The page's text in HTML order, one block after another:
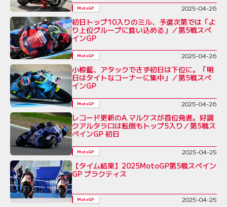
MotoGP 2025-04-26
初日トップ10入りのミル、予選次第では「よ
り上位グループに食い込める」／第5戦スペ
インGP
MotoGP 2025-04-26
小椋藍、アタックできず初日は下位に。「明
日はタイトなコーナーに集中」／第5戦スペ
インGP
MotoGP 2025-04-26
レコード更新のA.マルケスが首位発進。好調
クアルタラロは転倒もトップ5入り／第5戦ス
ペインGP 初日
MotoGP 2025-04-25
【タイム結果】2025MotoGP第5戦スペイン
GP プラクティス
MotoGP 2025-04-25